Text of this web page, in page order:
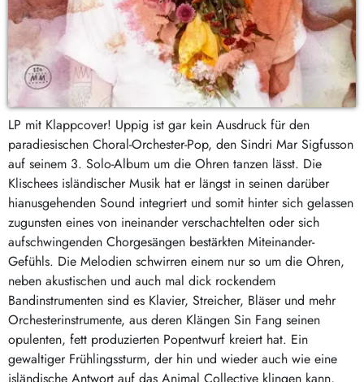
LP mit Klappcover! Uppig ist gar kein Ausdruck für den
paradiesischen Choral-Orchester-Pop, den Sindri Mar Sigfusson
auf seinem 3. Solo-Album um die Ohren tanzen lässt. Die
Klischees isländischer Musik hat er längst in seinen darüber
hianusgehenden Sound integriert und somit hinter sich gelassen
zugunsten eines von ineinander verschachtelten oder sich
aufschwingenden Chorgesängen bestärkten Miteinander-
Gefühls. Die Melodien schwirren einem nur so um die Ohren,
neben akustischen und auch mal dick rockendem
Bandinstrumenten sind es Klavier, Streicher, Bläser und mehr
Orchesterinstrumente, aus deren Klängen Sin Fang seinen
opulenten, fett produzierten Popentwurf kreiert hat. Ein
gewaltiger Frühlingssturm, der hin und wieder auch wie eine
isländische Antwort auf das Animal Collective klingen kann,